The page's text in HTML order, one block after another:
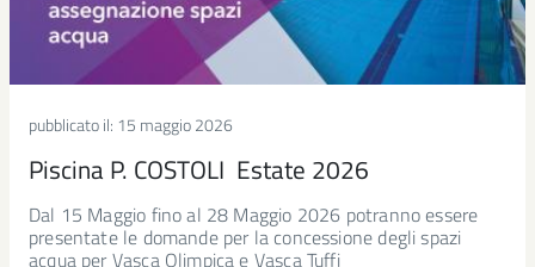
pubblicato il: 15 maggio 2026
Piscina P. COSTOLI Estate 2026
Dal 15 Maggio fino al 28 Maggio 2026 potranno essere
presentate le domande per la concessione degli spazi
acqua per Vasca Olimpica e Vasca Tuffi